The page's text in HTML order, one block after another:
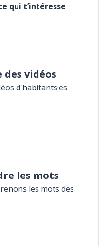
qui t’intéresse
des vidéos
d'habitants·es
les mots
les mots des